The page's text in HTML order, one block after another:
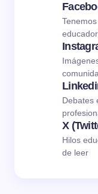
Debates
X
Hilos
de leer